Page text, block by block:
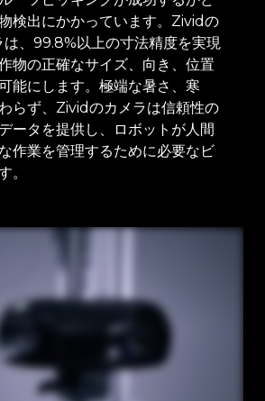
検出にかかっています。Zividの
、99.8%以上の寸法精度を実現
物の正確なサイズ、向き、位置
能にします。極端な暑さ、寒
らず、Zividのカメラは信頼性の
ータを提供し、ロボットが人間
作業を管理するために必要なビ
。